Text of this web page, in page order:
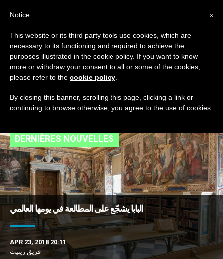
TAG
Posts Tagged ‘اليوم
العالمي للقراءة’
DERNIÈRES NOUVELLES
البابا يشجّع على المطالعة في يومها العالمي
APR 23, 2018 20:11
فريق زينيت
x
Notice
This website or its third party tools use cookies, which are
necessary to its functioning and required to achieve the
purposes illustrated in the cookie policy. If you want to know
more or withdraw your consent to all or some of the cookies,
please refer to the cookie policy
By closing this banner, scrolling this page, clicking a link or
continuing to browse otherwise, you agree to the use of cookies.